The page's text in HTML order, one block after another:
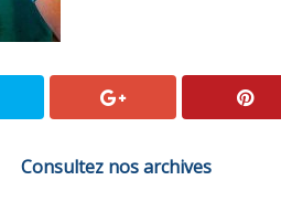
Consultez nos archives